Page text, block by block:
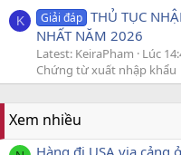
K Giải đáp THỦ TỤC
NHẤT NĂM 2026
Latest: KeiraPham
Lúc
Chứng từ xuất nhập khẩu
Xem nhiều